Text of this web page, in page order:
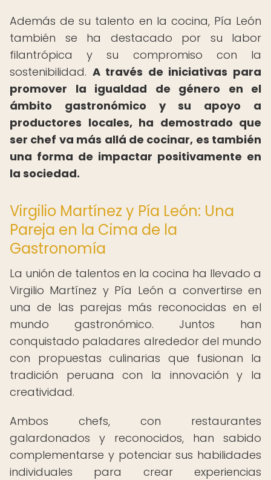
Además de su talento en la cocina, Pía León
también se ha destacado por su labor
filantrópica y su compromiso con la
sostenibilidad. A través de iniciativas para
promover la igualdad de género en el
ámbito gastronómico y su apoyo a
productores locales, ha demostrado que
ser chef va más allá de cocinar, es también
una forma de impactar positivamente en
la sociedad.
Virgilio Martínez y Pía León: Una
Pareja en la Cima de la
Gastronomía
La unión de talentos en la cocina ha llevado a
Virgilio Martínez y Pía León a convertirse en
una de las parejas más reconocidas en el
mundo gastronómico. Juntos han
conquistado paladares alrededor del mundo
con propuestas culinarias que fusionan la
tradición peruana con la innovación y la
creatividad.
Ambos chefs, con restaurantes
galardonados y reconocidos, han sabido
complementarse y potenciar sus habilidades
individuales para crear experiencias